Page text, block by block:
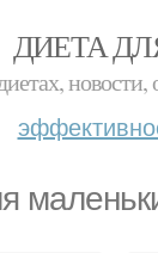
ДИЕТА